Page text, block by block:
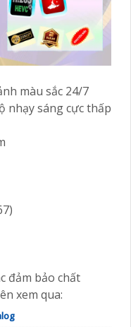
màu sắc 24/7
nhạy sáng cực thấp
đảm bảo chất
xem qua: